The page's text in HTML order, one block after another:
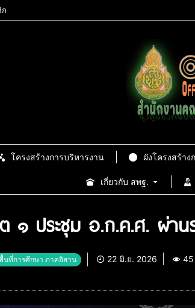
โครงสร้างการบริหารงาน ผังโครงสร้า
เกี่ยวกับ สพฐ.
๑ ประชุม อ.ก.ค.ศ. ผ่าน
นที่การศึกษา ภาคอิสาน 22 มิ.ย. 2026 45